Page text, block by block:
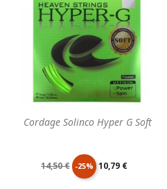
Cordage Solinco Hyper G Soft
Prix
14,50 € -25% Prix
10,79 €